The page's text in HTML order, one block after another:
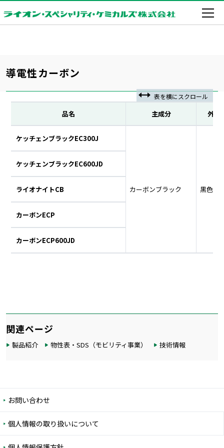
導電性カーボン
品名 主成分 外観
ケッチェンブラックEC300J
カーボンブラック 黒色固
ケッチェンブラックEC600JD
ライオナイトCB
カーボンECP
カーボンECP600JD
関連ページ
製品紹介 物性表・SDS（モビリティ事業） 技術情報
お問い合わせ
個人情報の取り扱いについて